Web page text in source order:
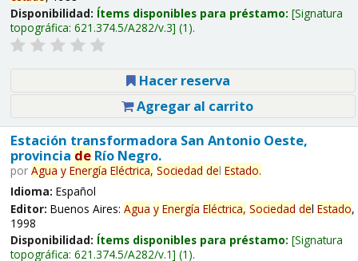
Disponibilidad: Ítems disponibles para préstamo: Signatura
topográfica: 621.374.5/A282/v.3 (1).
Hacer reserva
Agregar al carrito
Estación transformadora San Antonio Oeste,
provincia deRío Negro.
por Agua y Energía Eléctrica, Sociedad del Estado.
Idioma: Español
Editor: Buenos Aires: Agua y Energía Eléctrica, Sociedad del Estado,
1998
Disponibilidad: Ítems disponibles para préstamo: Signatura
topográfica: 621.374.5/A282/v.1 (1).